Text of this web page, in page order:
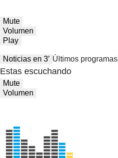
Mute
Volumen
Play
Noticias en 3′ Últimos programas
Estas escuchando
Mute
Volumen